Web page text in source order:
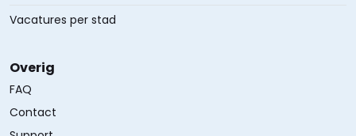
Vacatures per stad
Overig
FAQ
Contact